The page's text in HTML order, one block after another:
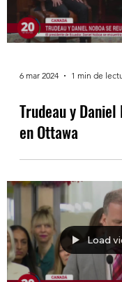
Load
6 mar 2024
Trudeau y
en Ottawa